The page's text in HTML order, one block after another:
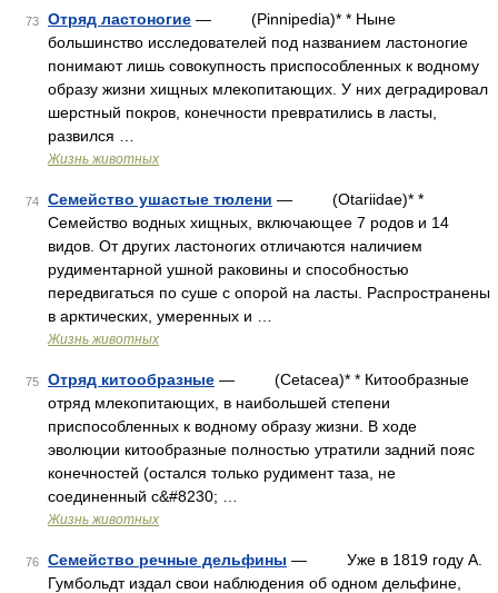
73 Отряд ластоногие — (Pinnipedia)* * Ныне
большинство исследователей под названием ластоногие
понимают лишь совокупность приспособленных к водному
образу жизни хищных млекопитающих. У них деградировал
шерстный покров, конечности превратились в ласты,
развился …
Жизнь животных
74 Семейство ушастые тюлени — (Otariidae)* *
Семейство водных хищных, включающее 7 родов и 14
видов. От других ластоногих отличаются наличием
рудиментарной ушной раковины и способностью
передвигаться по суше с опорой на ласты. Распространены
в арктических, умеренных и …
Жизнь животных
75 Отряд китообразные — (Cetacea)* * Китообразные
отряд млекопитающих, в наибольшей степени
приспособленных к водному образу жизни. В ходе
эволюции китообразные полностью утратили задний пояс
конечностей (остался только рудимент таза, не
соединенный с&#8230; …
Жизнь животных
76 Семейство речные дельфины — Уже в 1819 году А.
Гумбольдт издал свои наблюдения об одном дельфине,